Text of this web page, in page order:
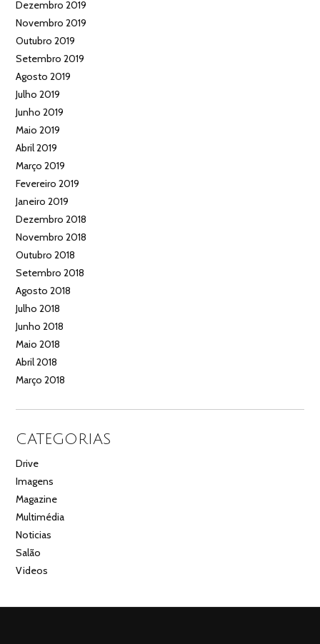
Dezembro 2019
Novembro 2019
Outubro 2019
Setembro 2019
Agosto 2019
Julho 2019
Junho 2019
Maio 2019
Abril 2019
Março 2019
Fevereiro 2019
Janeiro 2019
Dezembro 2018
Novembro 2018
Outubro 2018
Setembro 2018
Agosto 2018
Julho 2018
Junho 2018
Maio 2018
Abril 2018
Março 2018
CATEGORIAS
Drive
Imagens
Magazine
Multimédia
Noticias
Salão
Videos